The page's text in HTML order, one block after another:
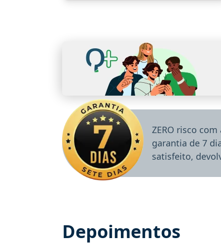
ZERO risco
garantia de 7
satisfeito,
Depoimentos